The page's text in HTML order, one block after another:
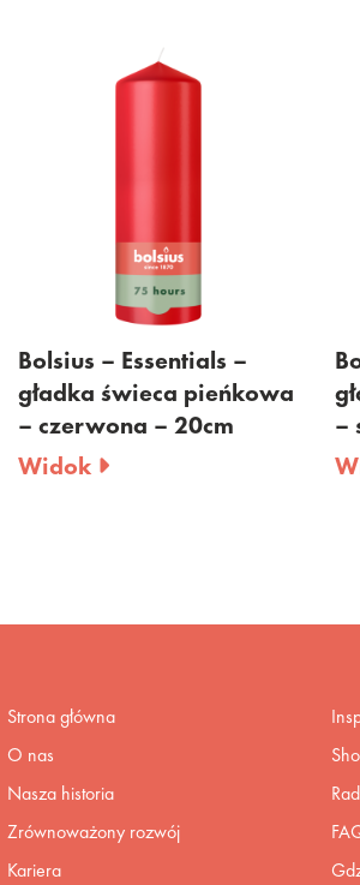
Bolsius – Essentials –
gładka świeca pieńkowa
– czerwona – 20cm
Widok
–
Strona główna
O nas
Nasza historia
Zrównoważony rozwój
Kariera